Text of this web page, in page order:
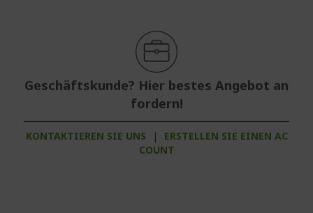
Geschäftskunde? Hier bestes Angebot an
fordern!
KONTAKTIEREN SIE UNS |
ERSTELLEN SIE EINEN AC
COUNT